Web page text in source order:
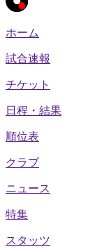
ホーム
試合速報
チケット
日程・結果
順位表
クラブ
ニュース
特集
スタッツ